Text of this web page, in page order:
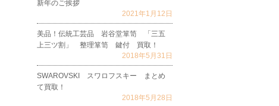
新年のご挨拶
2021年1月12日
美品！伝統工芸品 岩谷堂箪笥 「三五
上三ツ割」 整理箪笥 鍵付 買取！
2018年5月31日
SWAROVSKI スワロフスキー まとめ
て買取！
2018年5月28日